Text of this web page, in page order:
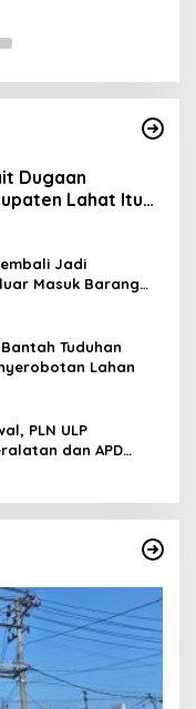
Dugaan
Lahat Itu
Jadi
Masuk Barang
WL
Tuduhan
Lahan
PLN ULP
dan APD